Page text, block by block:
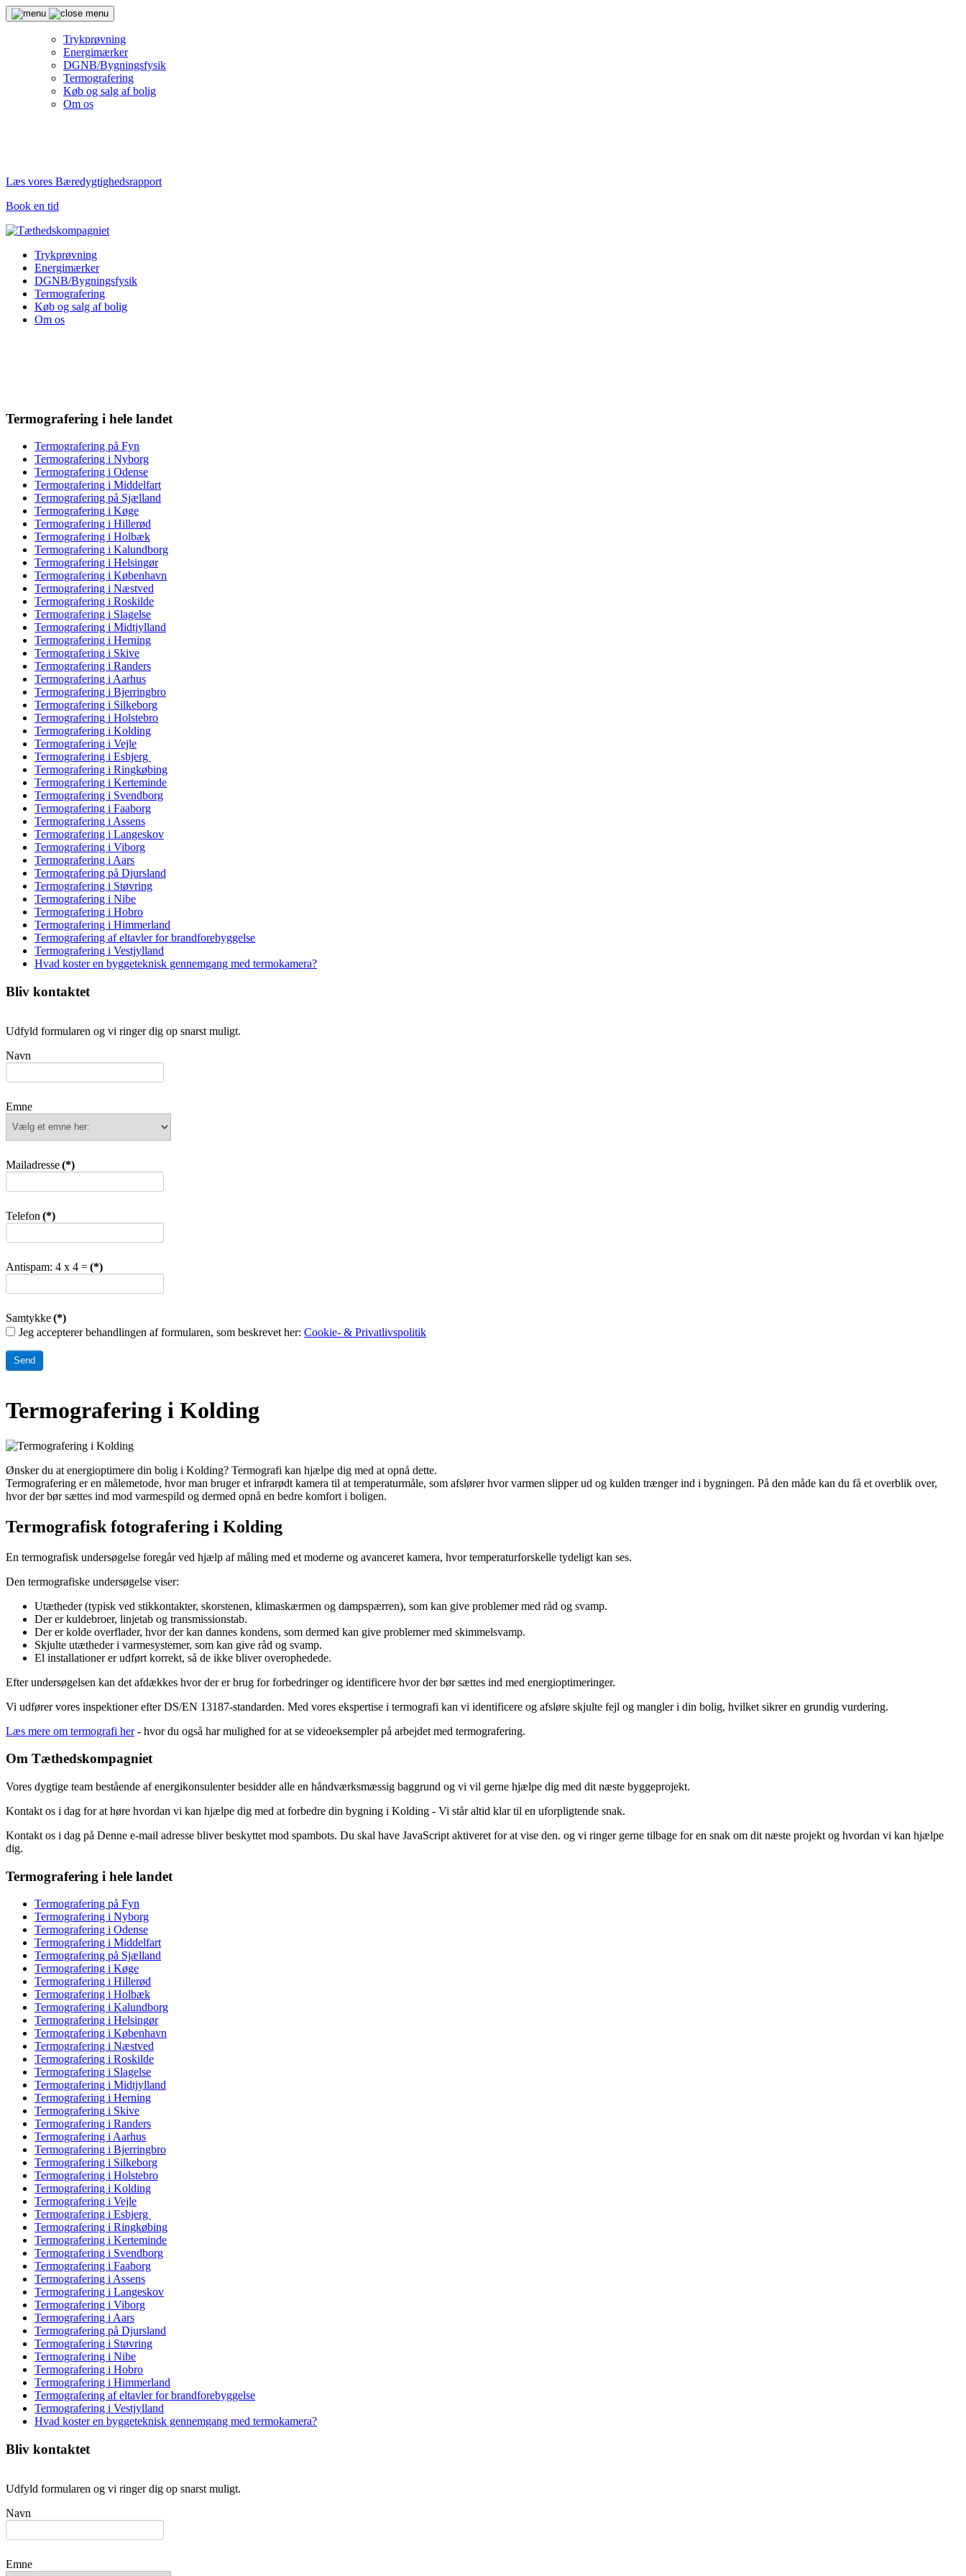
Trykprøvning
Energimærker
DGNB/Bygningsfysik
Termografering
Køb og salg af bolig
Om os
Læs vores Bæredygtighedsrapport
Book en tid
Trykprøvning
Energimærker
DGNB/Bygningsfysik
Termografering
Køb og salg af bolig
Om os
Termografering i hele landet
Termografering på Fyn
Termografering i Nyborg
Termografering i Odense
Termografering i Middelfart
Termografering på Sjælland
Termografering i Køge
Termografering i Hillerød
Termografering i Holbæk
Termografering i Kalundborg
Termografering i Helsingør
Termografering i København
Termografering i Næstved
Termografering i Roskilde
Termografering i Slagelse
Termografering i Midtjylland
Termografering i Herning
Termografering i Skive
Termografering i Randers
Termografering i Aarhus
Termografering i Bjerringbro
Termografering i Silkeborg
Termografering i Holstebro
Termografering i Kolding
Termografering i Vejle
Termografering i Esbjerg
Termografering i Ringkøbing
Termografering i Kerteminde
Termografering i Svendborg
Termografering i Faaborg
Termografering i Assens
Termografering i Langeskov
Termografering i Viborg
Termografering i Aars
Termografering på Djursland
Termografering i Støvring
Termografering i Nibe
Termografering i Hobro
Termografering i Himmerland
Termografering af eltavler for brandforebyggelse
Termografering i Vestjylland
Hvad koster en byggeteknisk gennemgang med termokamera?
Bliv kontaktet
Udfyld formularen og vi ringer dig op snarst muligt.
Navn
Emne
Mailadresse(*)
Telefon (*)
Antispam: 4 x 4 =(*)
Samtykke(*)
Jeg accepterer behandlingen af formularen, som beskrevet her: Cookie- & Privatlivspolitik
Send
Termografering i Kolding
Ønsker du at energioptimere din bolig i Kolding? Termografi kan hjælpe dig med at opnå dette.
Termografering er en målemetode, hvor man bruger et infrarødt kamera til at temperaturmåle, som afslører hvor varmen slipper ud og kulden trænger ind i bygningen. På den måde kan du få et overblik over,
hvor der bør sættes ind mod varmespild og dermed opnå en bedre komfort i boligen.
Termografisk fotografering i Kolding
En termografisk undersøgelse foregår ved hjælp af måling med et moderne og avanceret kamera, hvor temperaturforskelle tydeligt kan ses.
Den termografiske undersøgelse viser:
Utætheder (typisk ved stikkontakter, skorstenen, klimaskærmen og dampspærren), som kan give problemer med råd og svamp.
Der er kuldebroer, linjetab og transmissionstab.
Der er kolde overflader, hvor der kan dannes kondens, som dermed kan give problemer med skimmelsvamp.
Skjulte utætheder i varmesystemer, som kan give råd og svamp.
El installationer er udført korrekt, så de ikke bliver overophedede.
Efter undersøgelsen kan det afdækkes hvor der er brug for forbedringer og identificere hvor der bør sættes ind med energioptimeringer.
Vi udfører vores inspektioner efter DS/EN 13187-standarden. Med vores ekspertise i termografi kan vi identificere og afsløre skjulte fejl og mangler i din bolig, hvilket sikrer en grundig vurdering.
Læs mere om termografi her- hvor du også har mulighed for at se videoeksempler på arbejdet med termografering.
Om Tæthedskompagniet
Vores dygtige team bestående af energikonsulenter besidder alle en håndværksmæssig baggrund og vi vil gerne hjælpe dig med dit næste byggeprojekt.
Kontakt os i dag for at høre hvordan vi kan hjælpe dig med at forbedre din bygning i Kolding - Vi står altid klar til en uforpligtende snak.
Kontakt os i dag på Denne e-mail adresse bliver beskyttet mod spambots. Du skal have JavaScript aktiveret for at vise den. og vi ringer gerne tilbage for en snak om dit næste projekt og hvordan vi kan hjælpe
dig.
Termografering i hele landet
Termografering på Fyn
Termografering i Nyborg
Termografering i Odense
Termografering i Middelfart
Termografering på Sjælland
Termografering i Køge
Termografering i Hillerød
Termografering i Holbæk
Termografering i Kalundborg
Termografering i Helsingør
Termografering i København
Termografering i Næstved
Termografering i Roskilde
Termografering i Slagelse
Termografering i Midtjylland
Termografering i Herning
Termografering i Skive
Termografering i Randers
Termografering i Aarhus
Termografering i Bjerringbro
Termografering i Silkeborg
Termografering i Holstebro
Termografering i Kolding
Termografering i Vejle
Termografering i Esbjerg
Termografering i Ringkøbing
Termografering i Kerteminde
Termografering i Svendborg
Termografering i Faaborg
Termografering i Assens
Termografering i Langeskov
Termografering i Viborg
Termografering i Aars
Termografering på Djursland
Termografering i Støvring
Termografering i Nibe
Termografering i Hobro
Termografering i Himmerland
Termografering af eltavler for brandforebyggelse
Termografering i Vestjylland
Hvad koster en byggeteknisk gennemgang med termokamera?
Bliv kontaktet
Udfyld formularen og vi ringer dig op snarst muligt.
Navn
Emne